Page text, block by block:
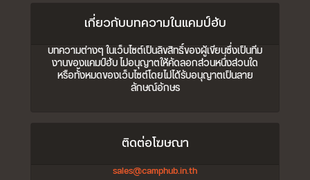
เกี่ยวกับบทความในแคมป์ฮับ
บทความต่างๆ ในเว็บไซต์เป็นลิขสิทธิ์ของผู้เขียนซึ่งเป็นทีม
งานของแคมป์ฮับ ไม่อนุญาตให้คัดลอกส่วนหนึ่งส่วนใด
หรือทั้งหมดของเว็บไซต์โดยไม่ได้รับอนุญาตเป็นลาย
ลักษณ์อักษร
ติดต่อโฆษณา
sales@camphub.in.th